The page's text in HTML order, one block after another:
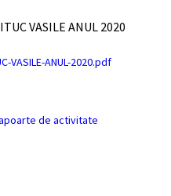
VASILE ANUL 2020
VASILE-ANUL-2020.pdf
de activitate